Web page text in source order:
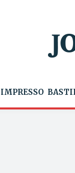
IMPRESSO